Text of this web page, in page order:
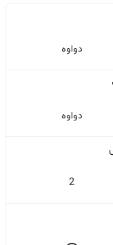
دواوە
دواوە
2